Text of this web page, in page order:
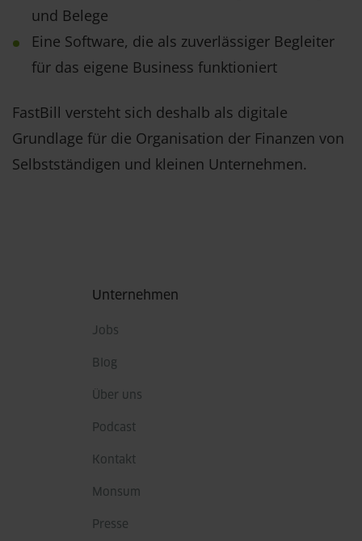
und Belege
Eine Software, die als zuverlässiger Begleiter
für das eigene Business funktioniert
FastBill versteht sich deshalb als digitale
Grundlage für die Organisation der Finanzen von
Selbstständigen und kleinen Unternehmen.
Unternehmen
Jobs
Blog
Über uns
Podcast
Kontakt
Monsum
Presse